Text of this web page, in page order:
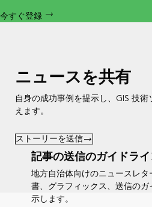
今すぐ登録
ニュースを共有
自身の成功事例を提示し、GIS 技
えます。
ストーリーを送信
記事の送信のガイドラ
地方自治体向けのニュースレ
書、グラフィックス、送信の
示します。